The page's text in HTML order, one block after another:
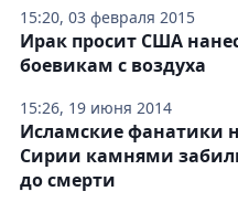
15:20, 03 февраля 2015
15:26, 19 июня 2014
Ирак просит США
боевикам с воздуха
Исламские фанатики
Сирии камнями
до смерти